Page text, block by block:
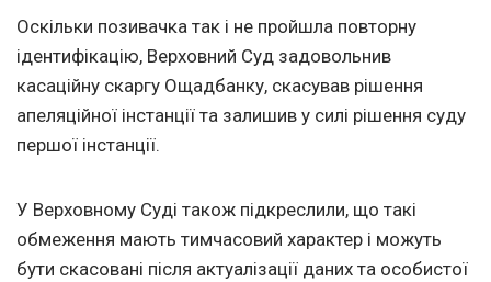
Оскільки позивачка так і не пройшла повторну
ідентифікацію, Верховний Суд задовольнив
касаційну скаргу Ощадбанку, скасував рішення
апеляційної інстанції та залишив у силі рішення суду
першої інстанції.
У Верховному Суді також підкреслили, що такі
обмеження мають тимчасовий характер і можуть
бути скасовані після актуалізації даних та особистої